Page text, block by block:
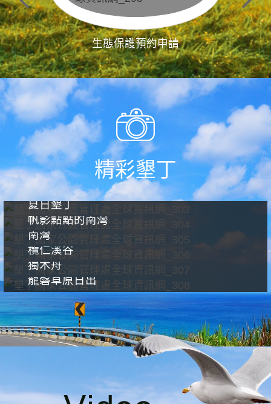
生態保護預約申請
精彩墾丁
夏日墾丁
帆影點點的南灣
南灣
欖仁溪谷
獨木舟
龍磐草原日出